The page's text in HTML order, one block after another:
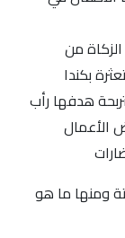
من
بكندا
هدفها رأب
الأعمال
ومنها ما هو